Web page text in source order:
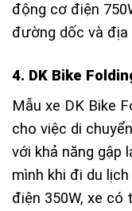
động cơ điện
đường dốc và địa
4. DK Bike
Mẫu xe DK Bike
cho việc di
với khả năng gập
mình khi đi du
điện 350W, xe có